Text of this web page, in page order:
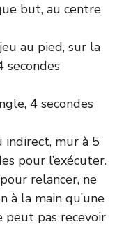
but, au centre
au pied, sur la
secondes
4 secondes
indirect, mur à 5
pour l’exécuter.
relancer, ne
à la main qu’une
peut pas recevoir